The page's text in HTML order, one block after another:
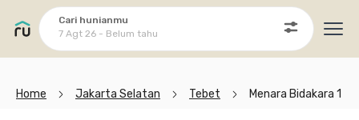
Cari hunianmu
7 Agt 26 - Belum tahu
Home Jakarta Selatan Tebet Menara Bidakara 1